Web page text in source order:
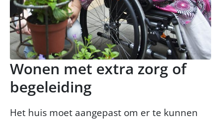
Wonen met extra zorg of
begeleiding
Het huis moet aangepast om er te kunnen